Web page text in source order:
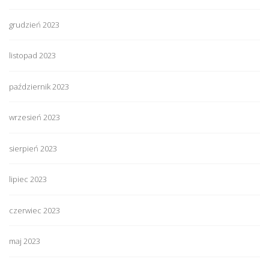
grudzień 2023
listopad 2023
październik 2023
wrzesień 2023
sierpień 2023
lipiec 2023
czerwiec 2023
maj 2023